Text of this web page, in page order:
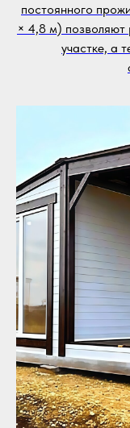
постоянного
× 4,8 м) позволяют
участке, а